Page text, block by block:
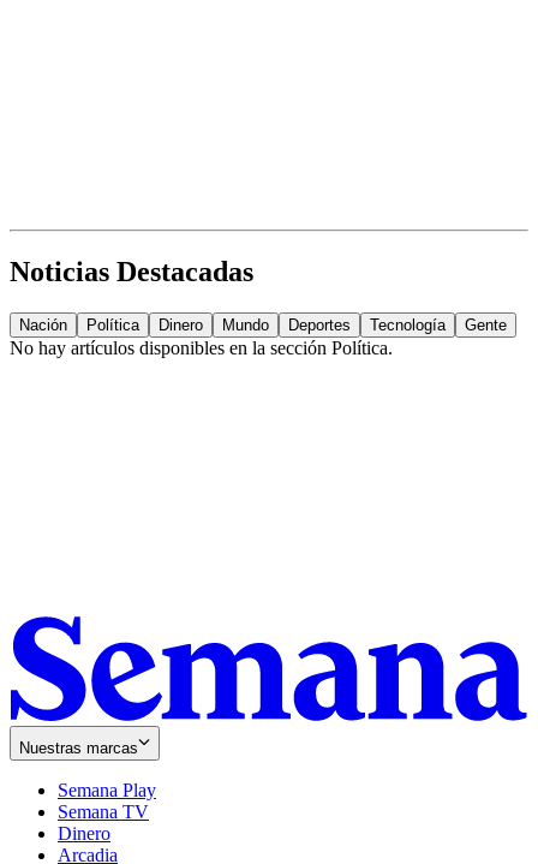
Noticias Destacadas
Nación Política Dinero Mundo Deportes Tecnología Gente
No hay artículos disponibles en la sección Política.
Nuestras marcas
Semana Play
Semana TV
Dinero
Arcadia